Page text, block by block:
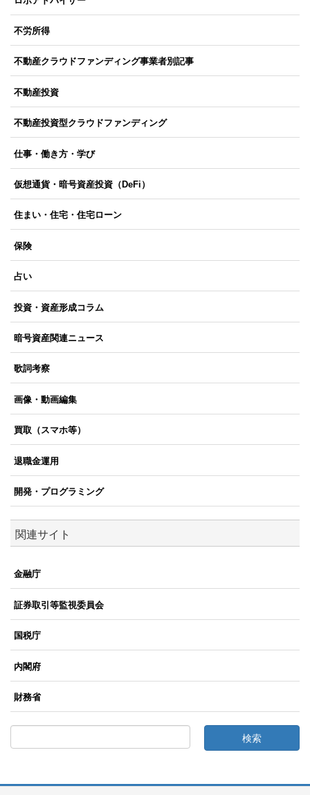
不労所得
不動産クラウドファンディング事業者別記事
不動産投資
不動産投資型クラウドファンディング
仕事・働き方・学び
仮想通貨・暗号資産投資（DeFi）
住まい・住宅・住宅ローン
保険
占い
投資・資産形成コラム
暗号資産関連ニュース
歌詞考察
画像・動画編集
買取（スマホ等）
退職金運用
開発・プログラミング
関連サイト
金融庁
証券取引等監視委員会
国税庁
内閣府
財務省